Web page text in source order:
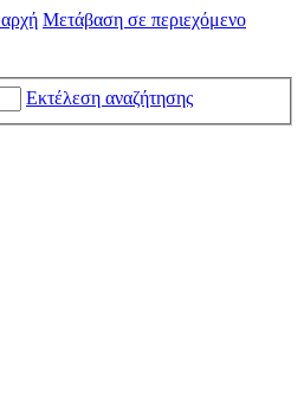
αρχή Μετάβαση σε περιεχόμενο
Εκτέλεση αναζήτησης